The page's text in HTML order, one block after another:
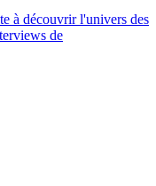
à découvrir l'univers des
de